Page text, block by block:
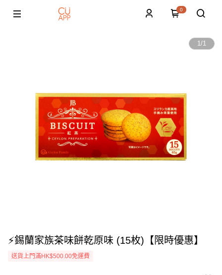
0
1/1
⚡錫蘭家族茶味餅乾原味 (15枚)【限時優惠】
送貨上門滿HK$500.00免運費